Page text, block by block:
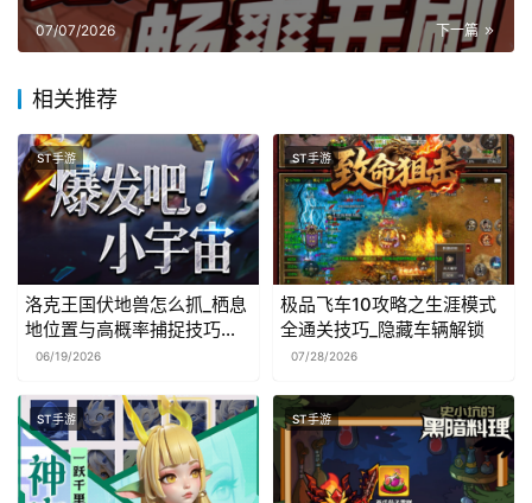
下一篇
07/07/2026
相关推荐
ST手游
洛克王国伏地兽怎么抓_栖息
地位置与高概率捕捉技巧分
享
06/19/2026
ST手游
极品飞车10攻略之生涯模式
全通关技巧_隐藏车辆解锁
07/28/2026
ST手游 ST手游